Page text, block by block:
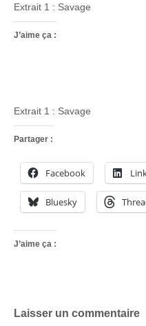
Extrait 1 : Savage
J’aime ça :
Extrait 1 : Savage
Partager :
Facebook
Bluesky
J’aime ça :
Laisser un commentaire